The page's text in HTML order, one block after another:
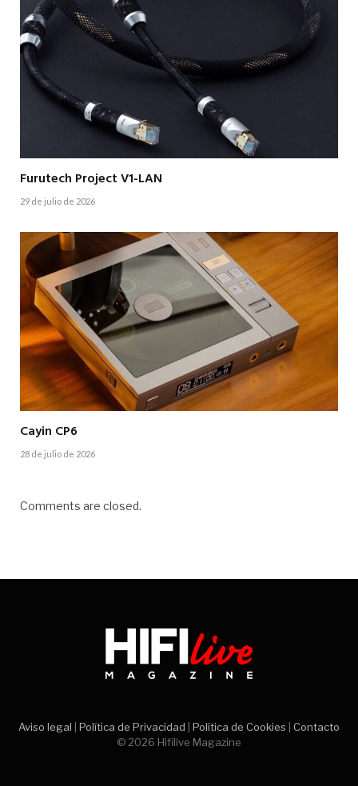
Furutech Project V1-LAN
29 de julio de 2026
Cayin CP6
28 de julio de 2026
Comments are closed.
Aviso legal Política de Privacidad Política de Cookies
Contacto
© 2026 Hifilive Magazine